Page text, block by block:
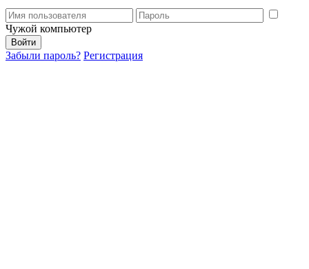
Чужой компьютер
Забыли пароль? Регистрация